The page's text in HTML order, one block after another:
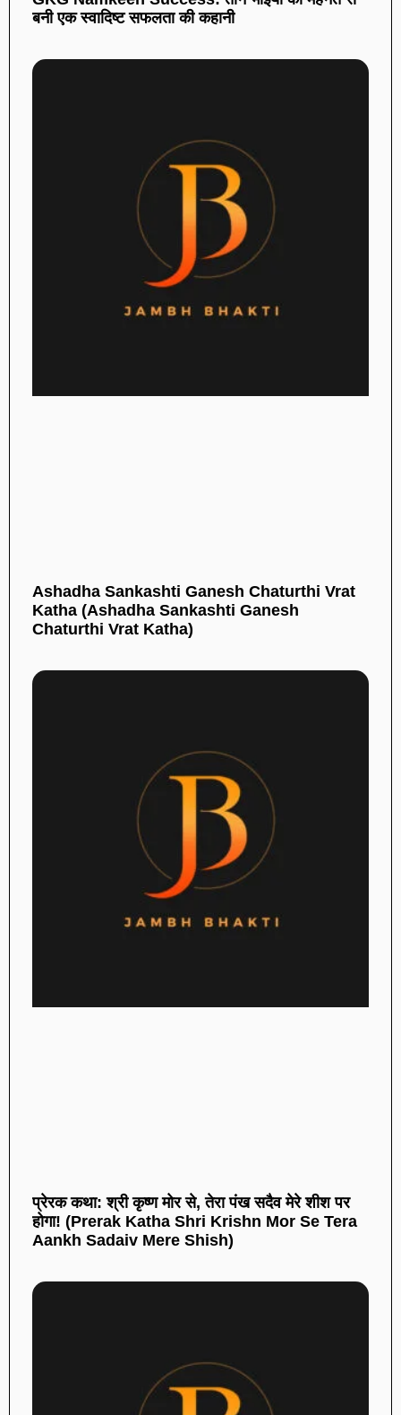
बनी एक स्वादिष्ट सफलता की कहानी
Ashadha Sankashti Ganesh Chaturthi Vrat
Katha (Ashadha Sankashti Ganesh
Chaturthi Vrat Katha)
प्रेरक कथा: श्री कृष्ण मोर से, तेरा पंख सदैव मेरे शीश पर
होगा! (Prerak Katha Shri Krishn Mor Se Tera
Aankh Sadaiv Mere Shish)